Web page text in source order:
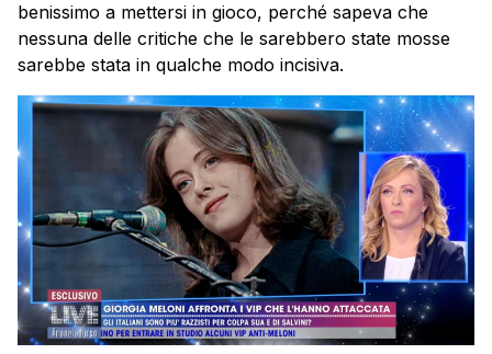
benissimo a mettersi in gioco, perché sapeva che
nessuna delle critiche che le sarebbero state mosse
sarebbe stata in qualche modo incisiva.